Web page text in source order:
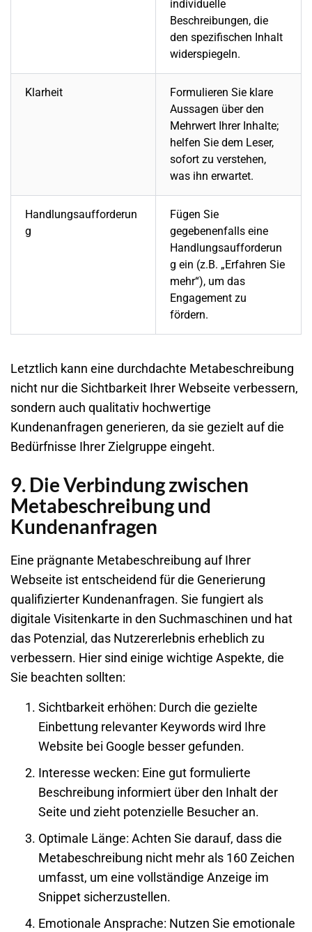
individuelle
Beschreibungen, die
den spezifischen Inhalt
widerspiegeln.
Klarheit
Formulieren Sie klare
Aussagen über den
Mehrwert Ihrer Inhalte;
helfen Sie dem Leser,
sofort zu verstehen,
was ihn erwartet.
Handlungsaufforderun
g
Fügen Sie
gegebenenfalls eine
Handlungsaufforderun
g ein (z.B. „Erfahren Sie
mehr“), um das
Engagement zu
fördern.
Letztlich kann eine durchdachte Metabeschreibung
nicht nur die Sichtbarkeit IhrerWebseite verbessern,
sondern auch qualitativ hochwertige
Kundenanfragen generieren, da sie gezielt auf die
Bedürfnisse Ihrer Zielgruppe eingeht.
9. Die Verbindung zwischen
Metabeschreibung und
Kundenanfragen
Eine prägnante Metabeschreibung auf Ihrer
Webseite ist entscheidend für die Generierung
qualifizierter Kundenanfragen. Sie fungiert als
digitale Visitenkarte in den Suchmaschinen und hat
das Potenzial, das Nutzererlebnis erheblich zu
verbessern. Hier sind einige wichtige Aspekte, die
Sie beachten sollten:
Sichtbarkeit erhöhen: Durch die gezielte
Einbettung relevanter Keywords wird Ihre
Website bei Google besser gefunden.
Interesse wecken: Eine gut formulierte
Beschreibung informiert über den Inhalt der
Seite und zieht potenzielle Besucher an.
Optimale Länge: Achten Sie darauf, dass die
Metabeschreibung nicht mehr als 160 Zeichen
umfasst, um eine vollständige Anzeige im
Snippet sicherzustellen.
Emotionale Ansprache: Nutzen Sie emotionale